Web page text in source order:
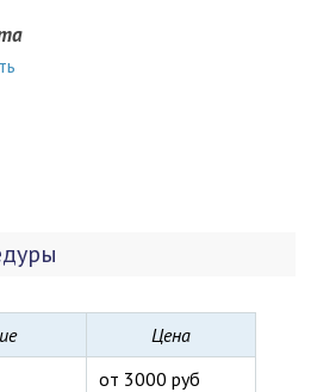
Цена
от 3000 руб